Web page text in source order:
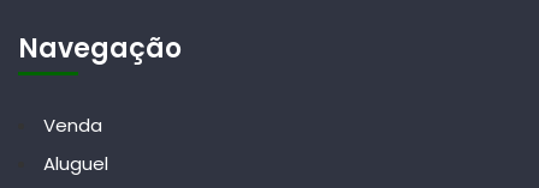
Navegação
Venda
Aluguel